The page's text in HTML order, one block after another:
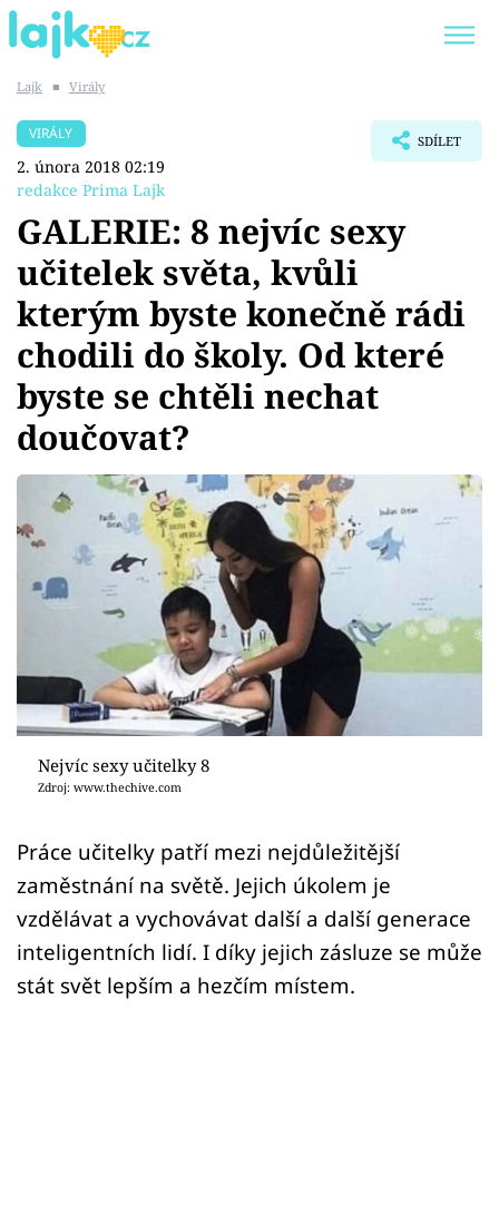
SHOPAHOLICADEL
Témata
Showbyznys
Youtubeři
Virály
Sex a vztahy
Videa
Sledujte prima+
Přihlášení
Sledujte nás
Lajk ■ Virály
VIRÁLY
2. února 2018 02:19
redakce Prima Lajk
SDÍLET
GALERIE: 8 nejvíc sexy
učitelek světa, kvůli
kterým byste konečně rádi
chodili do školy. Od které
byste se chtěli nechat
doučovat?
Nejvíc sexy učitelky 8
Zdroj: www.thechive.com
Práce učitelky patří mezi nejdůležitější
zaměstnání na světě. Jejich úkolem je
vzdělávat a vychovávat další a další generace
inteligentních lidí. I díky jejich zásluze se může
stát svět lepším a hezčím místem.